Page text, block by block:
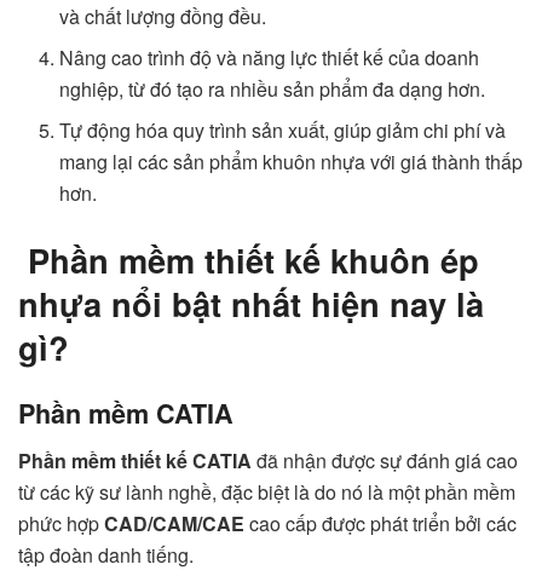
và chất lượng đồng đều.
Nâng cao trình độ và năng lực thiết kế của doanh
nghiệp, từ đó tạo ra nhiều sản phẩm đa dạng hơn.
Tự động hóa quy trình sản xuất, giúp giảm chi phí và
mang lại các sản phẩm khuôn nhựa với giá thành thấp
hơn.
Phần mềm thiết kế khuôn ép
nhựa nổi bật nhất hiện nay là
gì?
Phần mềm CATIA
Phần mềm thiết kế CATIA đã nhận được sự đánh giá cao
từ các kỹ sư lành nghề, đặc biệt là do nó là một phần mềm
phức hợpCAD/CAM/CAE cao cấp được phát triển bởi các
tập đoàn danh tiếng.